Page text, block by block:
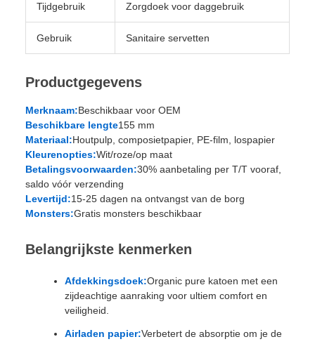
Tijdgebruik Zorgdoek voor daggebruik
Gebruik Sanitaire servetten
Productgegevens
Merknaam:Beschikbaar voor OEM
Beschikbare lengte155 mm
Materiaal:Houtpulp, composietpapier, PE-film, lospapier
Kleurenopties:Wit/roze/op maat
Betalingsvoorwaarden:30% aanbetaling per T/T vooraf,
saldo vóór verzending
Levertijd:15-25 dagen na ontvangst van de borg
Monsters:Gratis monsters beschikbaar
Belangrijkste kenmerken
Afdekkingsdoek:Organic pure katoen met een
zijdeachtige aanraking voor ultiem comfort en
veiligheid.
Airladen papier:Verbetert de absorptie om je de